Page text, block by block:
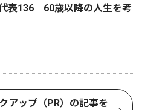
表136 60歳以降の人生を考
アップ（PR）の記事を